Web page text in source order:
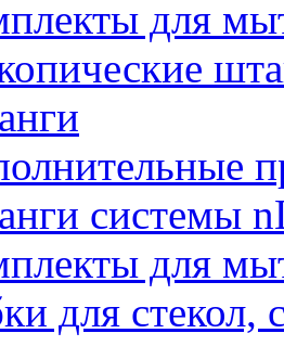
для
системы
для
для стекол,